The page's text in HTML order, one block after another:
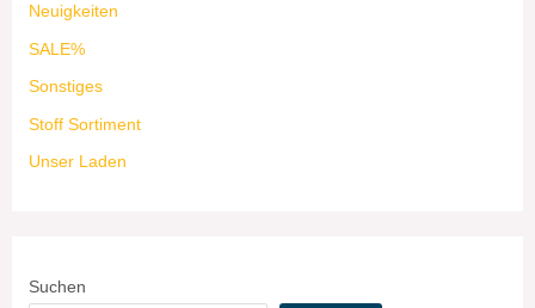
Neuigkeiten
SALE%
Sonstiges
Stoff Sortiment
Unser Laden
Suchen